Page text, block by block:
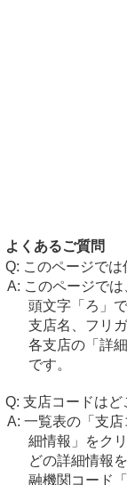
よくあるご質問
このページでは
このページで
頭文字「ろ」
支店名、フリ
各支店の「詳
です。
支店コードはど
一覧表の「支
細情報」をク
どの詳細情報
融機関コード